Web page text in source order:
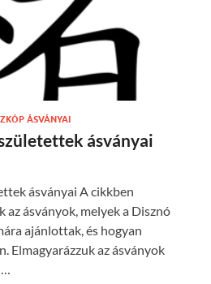
ÁSVÁNYAI
ásványai
ásványai A cikkben
az ásványok, melyek a Disznó
ajánlottak, és hogyan
Elmagyarázzuk az ásványok